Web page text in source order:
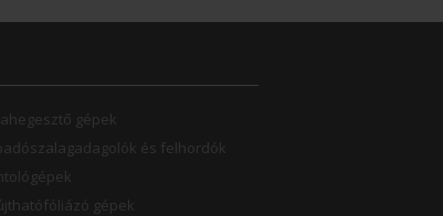
gépek
és felhordók
gépek